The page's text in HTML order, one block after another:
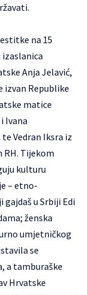
na 15
Anja Jelavić,
izvan Republike
matice
Ivana
Vedran Iksra iz
RH. Tijekom
kulturu
– etno-
u Srbiji Edi
ženska
umjetničkog
se
a tamburaške
Hrvatske